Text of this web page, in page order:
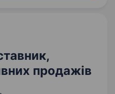
продажів